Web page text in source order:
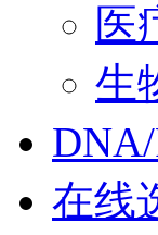
医
生
在线